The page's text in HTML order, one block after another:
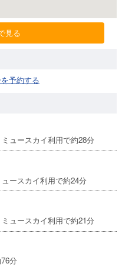
見る
予約する
ュースカイ利用で約28分
ースカイ利用で約24分
ュースカイ利用で約21分
分